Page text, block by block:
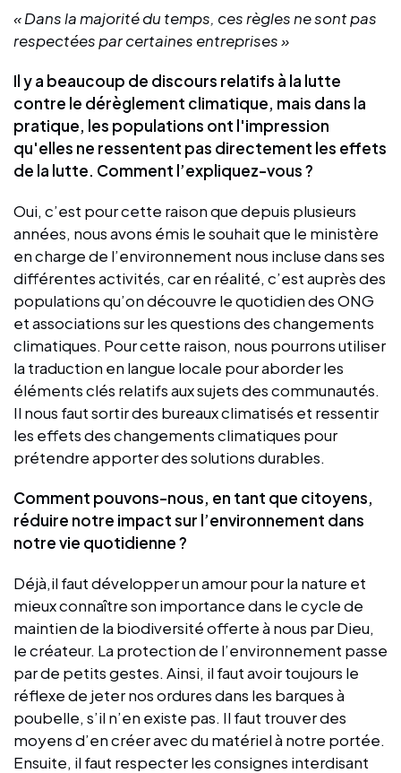
« Dans la majorité du temps, ces règles ne sont pas
respectées par certaines entreprises »
Il y a beaucoup de discours relatifs à la lutte
contre le dérèglement climatique, mais dans la
pratique, les populations ont l'impression
qu'elles ne ressentent pas directement les effets
de la lutte. Comment l’expliquez-vous ?
Oui, c’est pour cette raison que depuis plusieurs
années, nous avons émis le souhait que le ministère
en charge de l’environnement nous incluse dans ses
différentes activités, car en réalité, c’est auprès des
populations qu’on découvre le quotidien des ONG
et associations sur les questions des changements
climatiques. Pour cette raison, nous pourrons utiliser
la traduction en langue locale pour aborder les
éléments clés relatifs aux sujets des communautés.
Il nous faut sortir des bureaux climatisés et ressentir
les effets des changements climatiques pour
prétendre apporter des solutions durables.
Comment pouvons-nous, en tant que citoyens,
réduire notre impact sur l’environnement dans
notre vie quotidienne ?
Déjà,il faut développer un amour pour la nature et
mieux connaître son importance dans le cycle de
maintien de la biodiversité offerte à nous par Dieu,
le créateur. La protection de l’environnement passe
par de petits gestes. Ainsi, il faut avoir toujours le
réflexe de jeter nos ordures dans les barques à
poubelle, s’il n’en existe pas. Il faut trouver des
moyens d’en créer avec du matériel à notre portée.
Ensuite, il faut respecter les consignes interdisant